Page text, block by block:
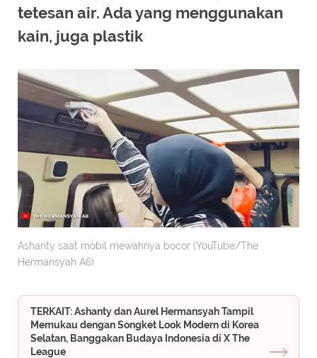
tetesan air. Ada yang menggunakan
kain, juga plastik
Ashanty saat mobil mewahnya bocor (YouTube/The
Hermansyah A6)
TERKAIT: Ashanty dan Aurel Hermansyah Tampil
Memukau dengan Songket Look Modern di Korea
Selatan, Banggakan Budaya Indonesia di X The
League